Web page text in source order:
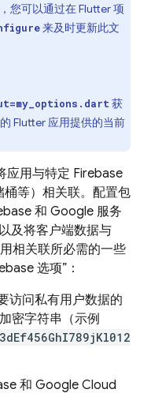
您可以通过在 Flutter 项
来及时更新此文
获
Flutter 应用提供的当前
应用与特定 Firebase
等）相关联。配置包
和 Google 服务
及将客户端数据与
相关联所必需的一些
选项”：
访问私有用户数据的
密字符串（示例
和Google Cloud